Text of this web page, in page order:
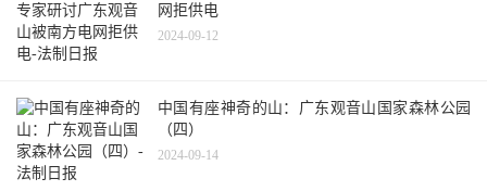
网拒供电
2024-09-12
中国有座神奇的山：广东观音山国家森林公园
（四）
2024-09-14